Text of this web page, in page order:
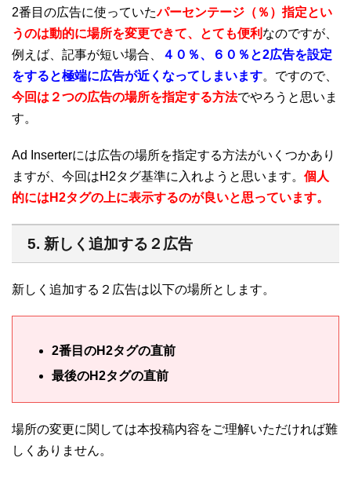
2番目の広告に使っていたパーセンテージ（％）指定とい
うのは動的に場所を変更できて、とても便利 なのですが、
例えば、記事が短い場合、
４０％、６０％と2広告を設定
をすると極端に広告が近くなってしまいます。ですので、
今回は２つの広告の場所を指定する方法でやろうと思いま
す。
Ad Inserterには広告の場所を指定する方法がいくつかあり
ますが、今回はH2タグ基準に入れようと思います。 個人
的にはH2タグの上に表示するのが良いと思っています。
5. 新しく追加する２広告
新しく追加する２広告は以下の場所とします。
2番目のH2タグの直前
最後のH2タグの直前
場所の変更に関しては本投稿内容をご理解いただければ難
しくありません。